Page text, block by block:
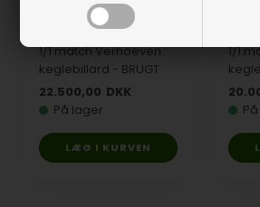
1/1 match Verhoeven
keglebillard - BRUGT
22.500,00 DKK
På lager
1/1